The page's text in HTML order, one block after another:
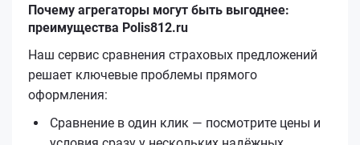
Почему агрегаторы могут быть выгоднее:
преимущества Polis812.ru
Наш сервис сравнения страховых предложений
решает ключевые проблемы прямого
оформления:
Сравнение в один клик — посмотрите цены и